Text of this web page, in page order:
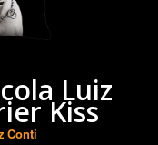
Luiz
Kiss
Conti